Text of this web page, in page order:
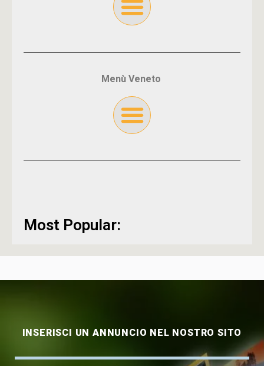
Menù Veneto
Most Popular:
INSERISCI UN ANNUNCIO NEL NOSTRO SITO